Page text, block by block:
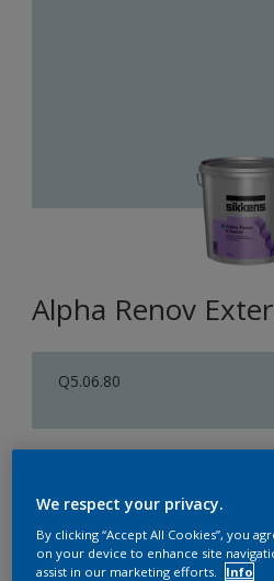
Alpha Renov
Q5.06.80
Quantité Calculateur
We respect your privacy.
By clicking “Accept All Cookies”, you
on your device to enhance site
assist in our marketing efforts.
Info